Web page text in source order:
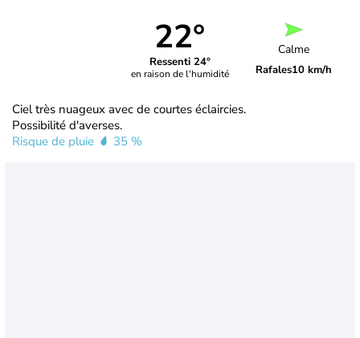
22°
Ressenti 24°
en raison de l'humidité
Calme
Rafales10 km/h
Ciel très nuageux avec de courtes éclaircies.
Possibilité d'averses.
Risque de pluie
35 %